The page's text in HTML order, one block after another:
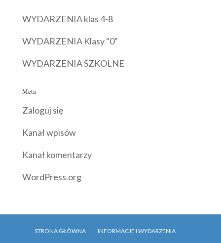
WYDARZENIA klas 4-8
WYDARZENIA Klasy "0"
WYDARZENIA SZKOLNE
Meta
Zaloguj się
Kanał wpisów
Kanał komentarzy
WordPress.org
STRONA GŁÓWNA INFORMACJE I WYDARZENIA